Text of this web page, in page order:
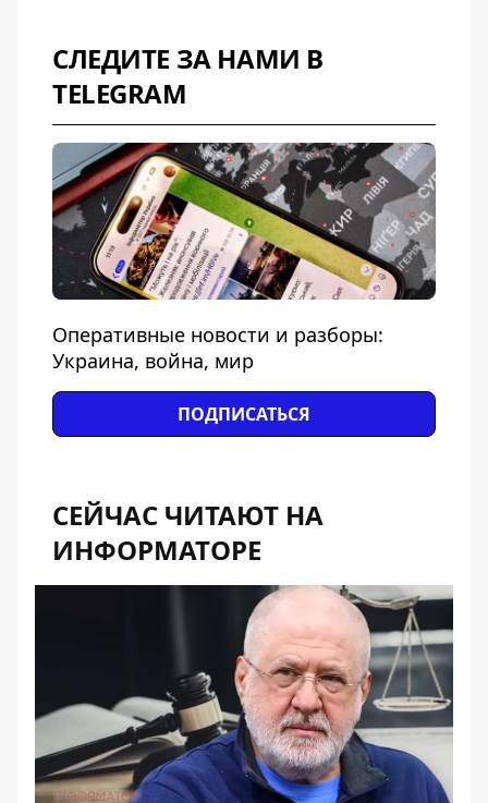
СЛЕДИТЕ ЗА НАМИ В
TELEGRAM
Оперативные новости и разборы:
Украина, война, мир
ПОДПИСАТЬСЯ
СЕЙЧАС ЧИТАЮТ НА
ИНФОРМАТОРЕ